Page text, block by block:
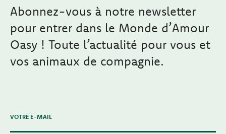
Abonnez-vous à notre newsletter
pour entrer dans le Monde d’Amour
Oasy ! Toute l’actualité pour vous et
vos animaux de compagnie.
VOTRE E-MAIL